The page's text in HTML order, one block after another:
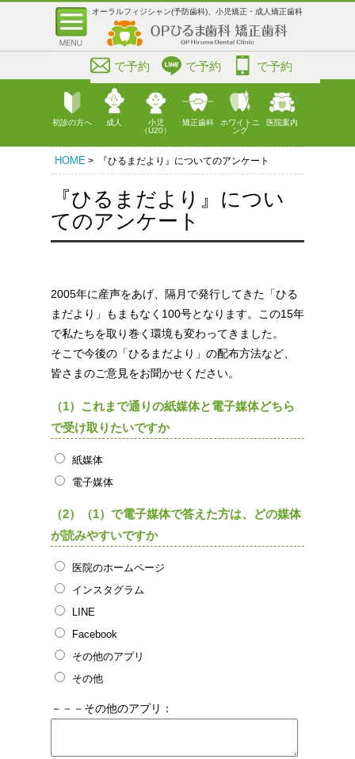
オーラルフィジシャン(予防歯科)、小児矯正・成人矯正歯科
で予約 で予約 で予約
初診の方へ 成人
小児
（U20）
矯正歯科
ホワイトニ
ング
医院案内
HOME > 『ひるまだより』についてのアンケート
『ひるまだより』につい
てのアンケート
2005年に産声をあげ、隔月で発行してきた「ひる
まだより」もまもなく100号となります。この15年
で私たちを取り巻く環境も変わってきました。
そこで今後の「ひるまだより」の配布方法など、
皆さまのご意見をお聞かせください。
（1）これまで通りの紙媒体と電子媒体どちら
で受け取りたいですか
紙媒体
電子媒体
（2）（1）で電子媒体で答えた方は、どの媒体
が読みやすいですか
医院のホームページ
インスタグラム
LINE
Facebook
その他のアプリ
その他
－－－その他のアプリ：